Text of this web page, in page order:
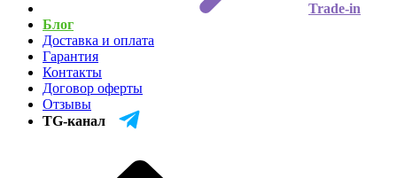
Trade-in
Блог
Доставка и оплата
Гарантия
Контакты
Договор оферты
Отзывы
TG-канал